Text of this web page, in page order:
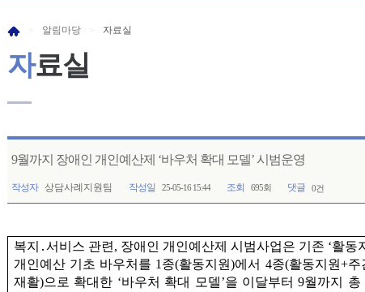
> 알림 마당 > 자료실
자료실
9월까지 장애인 개인예산제 ‘바우처 확대 모델’ 시범운영
작성자 상담사례지원팀 작성일 25-05-16 15:44 조회 695회 댓글 0건
복지 ․서비스 관련 , 장애인 개인예산제 시범사업은 기존 ‘활동
개인예산 기초 바우처를 1 종(활동지원)에서 4종(활동지원+주
재활)으로 확대한 ‘바우처 확대 모델’을 이달부터9월까지 총